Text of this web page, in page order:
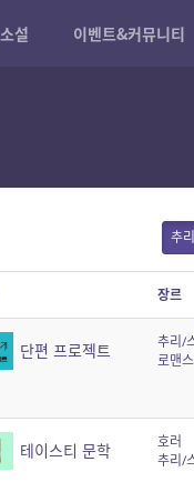
설 이벤트&커뮤니티
추
장르
단편 프로젝트
추리/
로맨스
테이스티 문학
호러
추리/